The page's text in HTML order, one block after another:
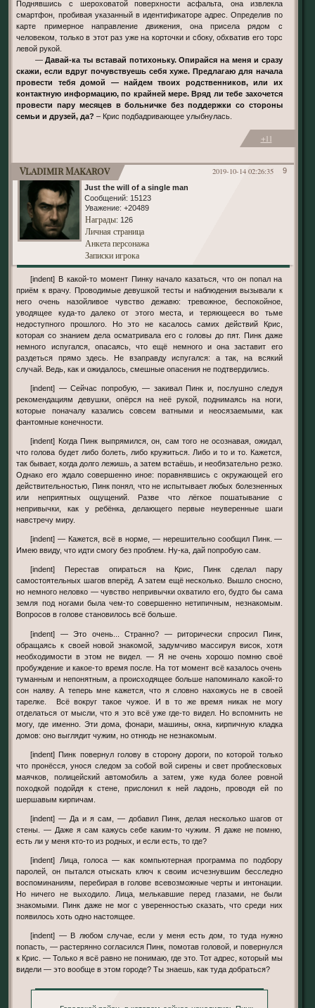
Поднявшись с шероховатой поверхности асфальта, она извлекла
смартфон, пробивая указанный в идентификаторе адрес. Определив по
карте примерное направление движения, она присела рядом с
человеком, только в этот раз уже на корточки и сбоку, обхватив его торс
левой рукой.
—Давай-ка ты вставай потихоньку. Опирайся на меня и сразу
скажи, если вдруг почувствуешь себя хуже. Предлагаю для начала
провести тебя домой — найдем твоих родственников, или их
контактную информацию, по крайней мере. Вряд ли тебе захочется
провести пару месяцев в больничке без поддержки со стороны
семьи и друзей, да? – Крис подбадривающее улыбнулась.
+11
9
2019-10-14 02:26:35
Vladimir Makarov
Just the will of a single man
Сообщений: 15123
Уважение: +20489
Награды: 126
Личная страница
Анкета персонажа
Записки игрока
[indent] В какой-то момент Пинку начало казаться, что он попал на
приём к врачу. Проводимые девушкой тесты и наблюдения вызывали к
него очень назойливое чувство дежавю: тревожное, беспокойное,
уводящее куда-то далеко от этого места, и теряющееся во тьме
недоступного прошлого. Но это не касалось самих действий Крис,
которая со знанием дела осматривала его с головы до пят. Пинк даже
немного испугался, опасаясь, что ещё немного и она заставит его
раздеться прямо здесь. Не взаправду испугался: а так, на всякий
случай. Ведь, как и ожидалось, смешные опасения не подтвердились.
[indent] — Сейчас попробую, — закивал Пинк и, послушно следуя
рекомендациям девушки, опёрся на неё рукой, поднимаясь на ноги,
которые поначалу казались совсем ватными и неосязаемыми, как
фантомные конечности.
[indent] Когда Пинк выпрямился, он, сам того не осознавая, ожидал,
что голова будет либо болеть, либо кружиться. Либо и то и то. Кажется,
так бывает, когда долго лежишь, а затем встаёшь, и необязательно резко.
Однако его ждало совершенно иное: поравнявшись с окружающей его
действительностью, Пинк понял, что не испытывает любых болезненных
или неприятных ощущений. Разве что лёгкое пошатывание с
непривычки, как у ребёнка, делающего первые неуверенные шаги
навстречу миру.
[indent] — Кажется, всё в норме, — нерешительно сообщил Пинк. —
Имею ввиду, что идти смогу без проблем. Ну-ка, дай попробую сам.
[indent] Перестав опираться на Крис, Пинк сделал пару
самостоятельных шагов вперёд. А затем ещё несколько. Вышло сносно,
но немного неловко — чувство непривычки охватило его, будто бы сама
земля под ногами была чем-то совершенно нетипичным, незнакомым.
Вопросов в голове становилось всё больше.
[indent] — Это очень... Странно? — риторически спросил Пинк,
обращаясь к своей новой знакомой, задумчиво массируя висок, хотя
необходимости в этом не видел. — Я не очень хорошо помню своё
пробуждение и какое-то время после. На тот момент всё казалось очень
туманным и непонятным, а происходящее больше напоминало какой-то
сон наяву. А теперь мне кажется, что я словно нахожусь не в своей
тарелке. Всё вокруг такое чужое. И в то же время никак не могу
отделаться от мысли, что я это всё уже где-то видел. Но вспомнить не
могу, где именно. Эти дома, фонари, машины, окна, кирпичную кладка
домов: оно выглядит чужим, но отнюдь не незнакомым.
[indent] Пинк повернул голову в сторону дороги, по которой только
что пронёсся, унося следом за собой вой сирены и свет проблесковых
маячков, полицейский автомобиль а затем, уже куда более ровной
походкой подойдя к стене, прислонил к ней ладонь, проводя ей по
шершавым кирпичам.
[indent] — Да и я сам, — добавил Пинк, делая несколько шагов от
стены. — Даже я сам кажусь себе каким-то чужим. Я даже не помню,
есть ли у меня кто-то из родных, и если есть, то где?
[indent] Лица, голоса — как компьютерная программа по подбору
паролей, он пытался отыскать ключ к своим исчезнувшим бесследно
воспоминаниям, перебирая в голове всевозможные черты и интонации.
Но ничего не выходило. Лица, мелькавшие перед глазами, не были
знакомыми. Пинк даже не мог с уверенностью сказать, что среди них
появилось хоть одно настоящее.
[indent] — В любом случае, если у меня есть дом, то туда нужно
попасть, — растерянно согласился Пинк, помотав головой, и повернулся
к Крис. — Только я всё равно не понимаю, где это. Тот адрес, который мы
видели — это вообще в этом городе? Ты знаешь, как туда добраться?